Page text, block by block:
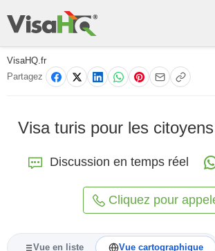
VisaHQ.fr
Partagez
Visa turis pour les
Discussion en temps réel
Cliquez pour
Vue en liste Vue cartographique